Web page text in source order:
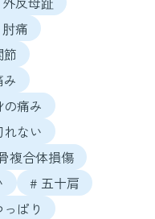
痛
痛み
ない
複合体損傷
# 五十肩
ぱり